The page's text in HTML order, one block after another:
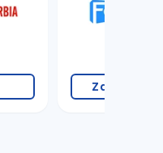
Zapratite